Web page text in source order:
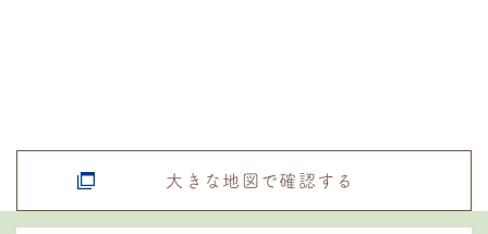
大きな地図で確認する